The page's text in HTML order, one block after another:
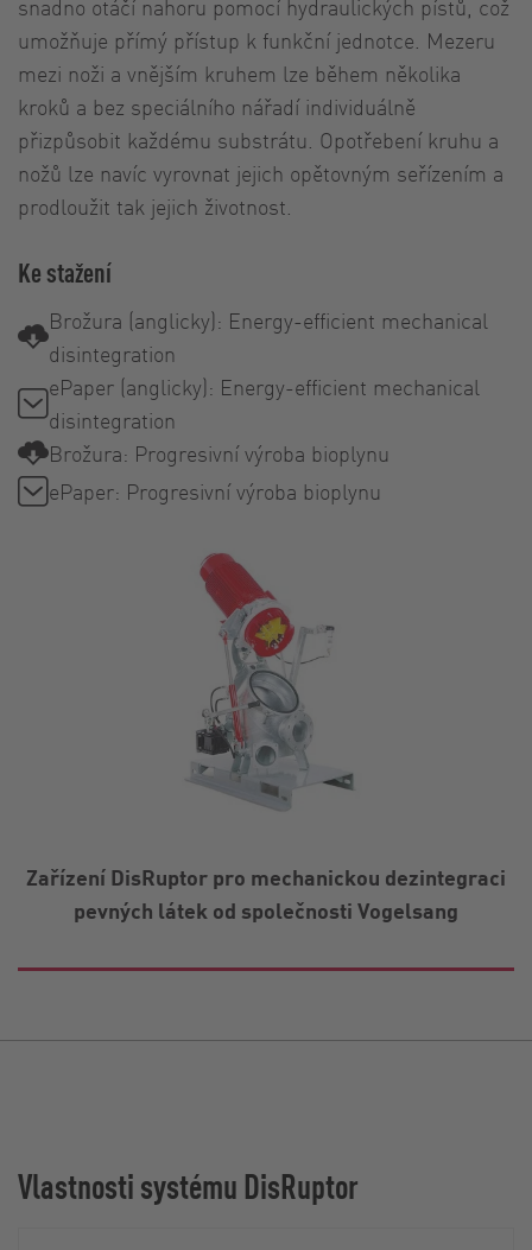
snadno otáčí nahoru pomocí hydraulických pístů, což
umožňuje přímý přístup k funkční jednotce. Mezeru
mezi noži a vnějším kruhem lze během několika
kroků a bez speciálního nářadí individuálně
přizpůsobit každému substrátu. Opotřebení kruhu a
nožů lze navíc vyrovnat jejich opětovným seřízením a
prodloužit tak jejich životnost.
Ke stažení
Brožura (anglicky): Energy-efficient mechanical
disintegration
ePaper (anglicky): Energy-efficient mechanical
disintegration
Brožura: Progresivní výroba bioplynu
ePaper: Progresivní výroba bioplynu
Zařízení DisRuptor pro mechanickou dezintegraci
pevných látek od společnosti Vogelsang
Vlastnosti systému DisRuptor